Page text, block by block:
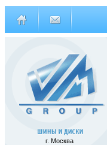
г. Москва